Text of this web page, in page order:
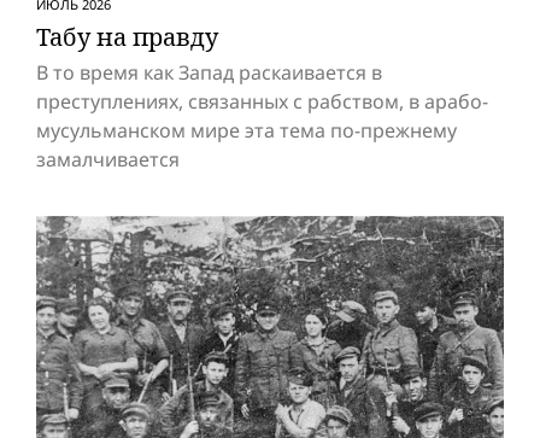
ИЮЛЬ 2026
Табу на правду
В то время как Запад раскаивается в
преступлениях, связанных с рабством, в арабо-
мусульманском мире эта тема по-прежнему
замалчивается